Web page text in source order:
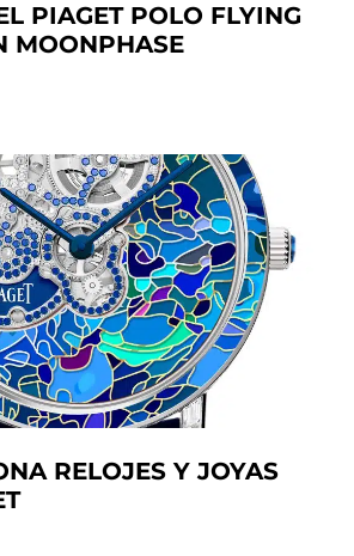
PIAGET POLO FLYING
MOONPHASE
RELOJES Y JOYAS